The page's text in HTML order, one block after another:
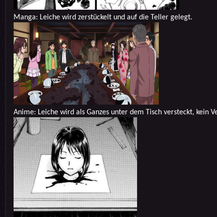
Manga: Leiche wird zerstückelt und auf die Teller gelegt.
Anime: Leiche wird als Ganzes unter dem Tisch versteckt, kein